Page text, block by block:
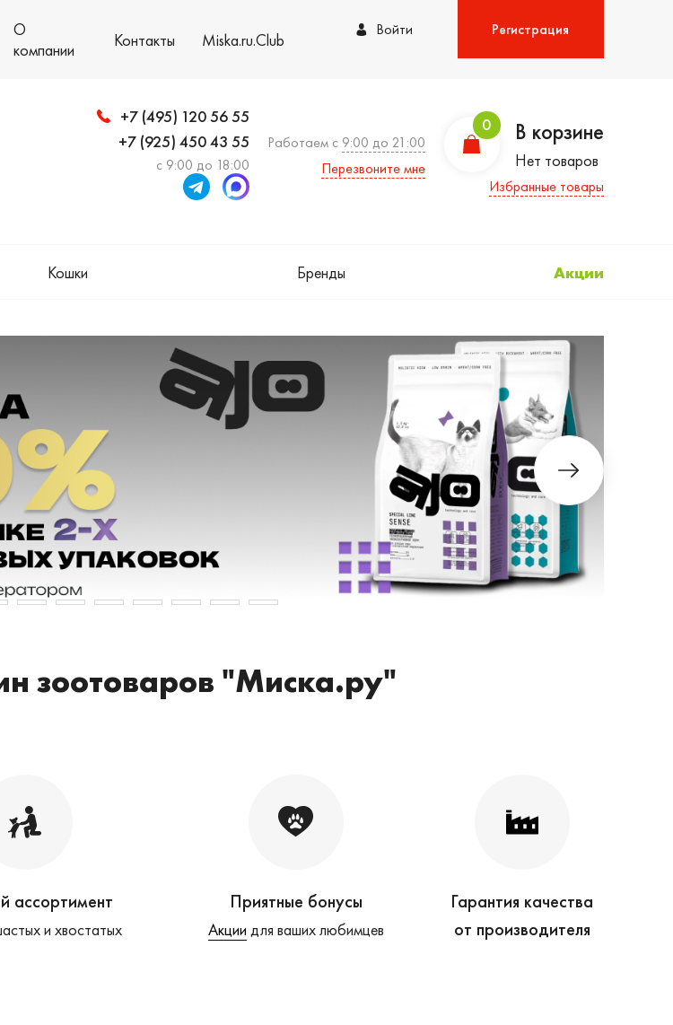
О
компании
Контакты Miska.ru.Club Войти Регистрация
+7 (495) 120 56 55
+7 (925) 450 43 55
с 9:00 до 18:00
Работаем с 9:00 до 21:00
Перезвоните мне
0 В корзине
Нет товаров
Избранные товары
Кошки Бренды Акции
зоотоваров "Миска.ру"
ассортимент
и хвостатых
Приятные бонусы
Акции для ваших любимцев
Гарантия качества
от производителя